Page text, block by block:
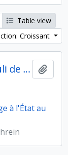
Table view
Croissant
Direction de la fouille de tumuli de l'Age du Bronze à Umm Jidr, Bahreïn (novembre 1979)
à l'État au